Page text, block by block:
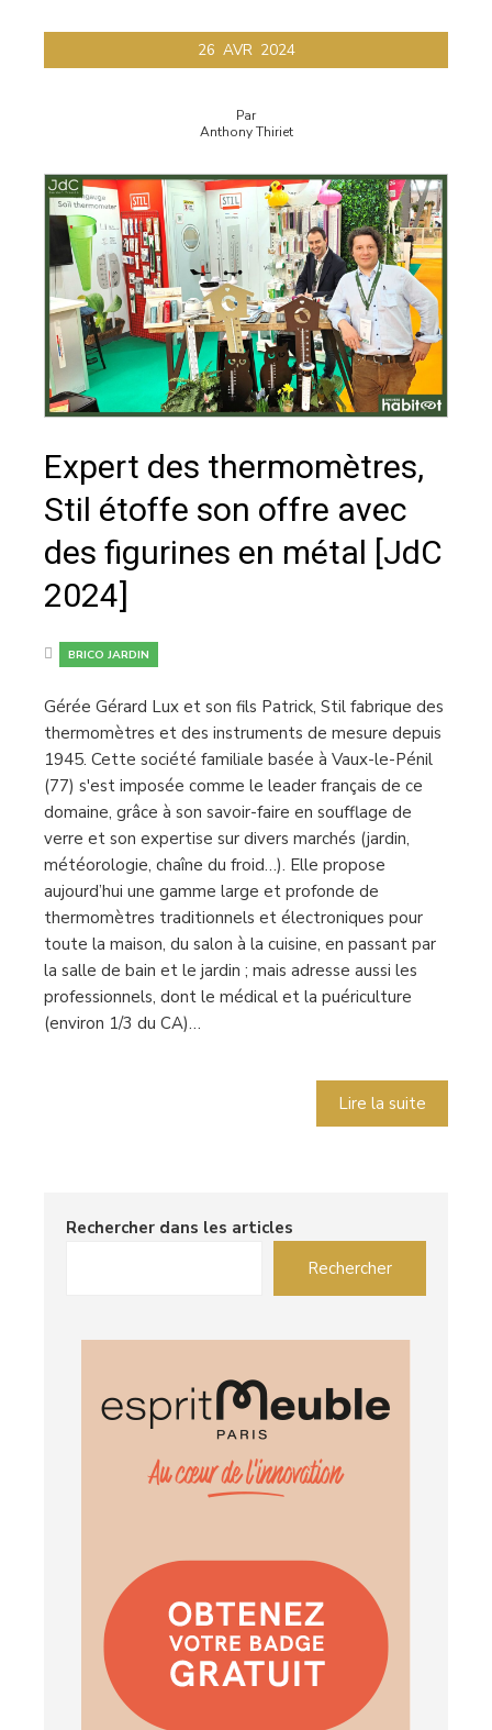
26 AVR 2024
Par
Anthony Thiriet
Expert des thermomètres,
Stil étoffe son offre avec
des figurines en métal [JdC
2024]
BRICO JARDIN
Gérée Gérard Lux et son fils Patrick, Stil fabrique des
thermomètres et des instruments de mesure depuis
1945. Cette société familiale basée à Vaux-le-Pénil
(77) s'est imposée comme le leader français de ce
domaine, grâce à son savoir-faire en soufflage de
verre et son expertise sur divers marchés (jardin,
météorologie, chaîne du froid…). Elle propose
aujourd’hui une gamme large et profonde de
thermomètres traditionnels et électroniques pour
toute la maison, du salon à la cuisine, en passant par
la salle de bain et le jardin ; mais adresse aussi les
professionnels, dont le médical et la puériculture
(environ 1/3 du CA)…
Lire la suite
Rechercher dans les articles
Rechercher